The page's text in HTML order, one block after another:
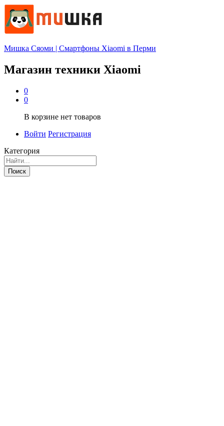
Мишка Сяоми | Смартфоны Xiaomi в Перми
Магазин техники Xiaomi
0
0
В корзине нет товаров
Войти Регистрация
Категория
Поиск